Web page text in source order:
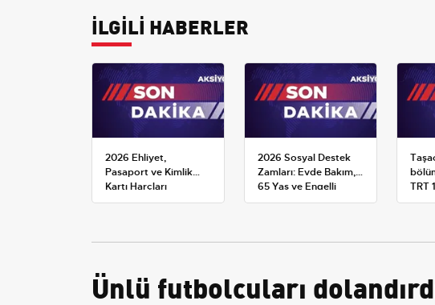
İLGİLİ HABERLER
2026 Ehliyet,
Pasaport ve Kimlik
Kartı Harçları
Resmileşti: Yeni
2026 Sosyal Destek
Zamları: Evde Bakım,
65 Yaş ve Engelli
Maaşlarında Yeni
TRT
Ünlü futbolcuları